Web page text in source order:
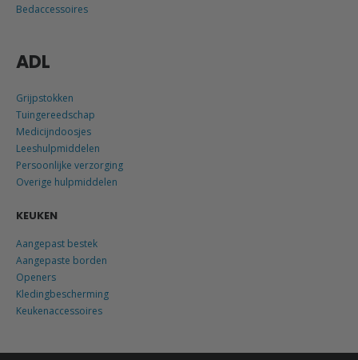
Bedaccessoires
ADL
Grijpstokken
Tuingereedschap
Medicijndoosjes
Leeshulpmiddelen
Persoonlijke verzorging
Overige hulpmiddelen
KEUKEN
Aangepast bestek
Aangepaste borden
Openers
Kledingbescherming
Keukenaccessoires